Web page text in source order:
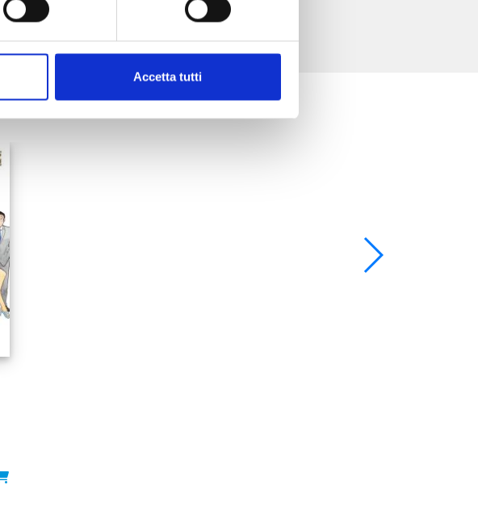
Accetta tutti